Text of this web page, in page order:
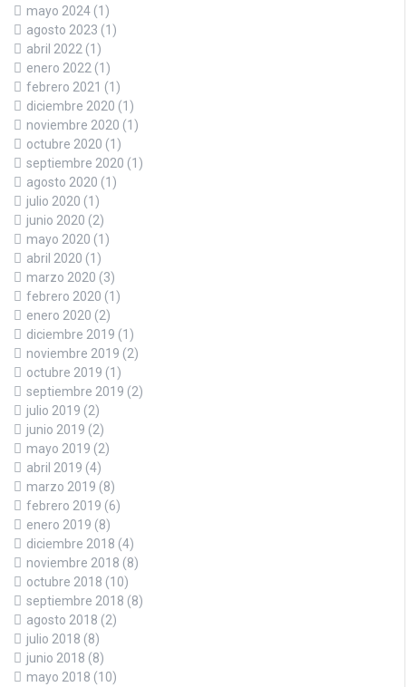
mayo 2024 (1)
agosto 2023 (1)
abril 2022 (1)
enero 2022 (1)
febrero 2021 (1)
diciembre 2020 (1)
noviembre 2020 (1)
octubre 2020 (1)
septiembre 2020 (1)
agosto 2020 (1)
julio 2020 (1)
junio 2020 (2)
mayo 2020 (1)
abril 2020 (1)
marzo 2020 (3)
febrero 2020 (1)
enero 2020 (2)
diciembre 2019 (1)
noviembre 2019 (2)
octubre 2019 (1)
septiembre 2019 (2)
julio 2019 (2)
junio 2019 (2)
mayo 2019 (2)
abril 2019 (4)
marzo 2019 (8)
febrero 2019 (6)
enero 2019 (8)
diciembre 2018 (4)
noviembre 2018 (8)
octubre 2018 (10)
septiembre 2018 (8)
agosto 2018 (2)
julio 2018 (8)
junio 2018 (8)
mayo 2018 (10)